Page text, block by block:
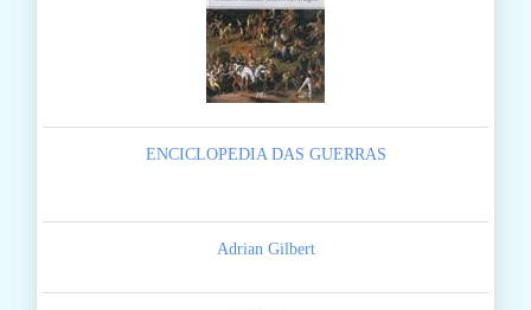
ENCICLOPEDIA DAS GUERRAS
Adrian Gilbert